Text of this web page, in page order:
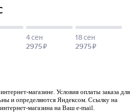
магазине. Условия оплаты заказа для
и определяются Яндексом. Ссылку на
магазина на Ваш e-mail.